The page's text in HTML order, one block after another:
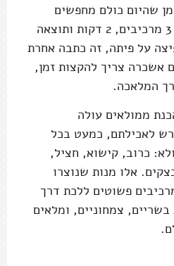
שהיום כולם מחפשים
פתרונות קלים, מנות של 3 מרכיבים, 2 דקות ותוצאה
על פיתה, זה כתבה אחרת
אשכרה צריך להקצות זמן,
המלאכה.
ממולאים עולה
לאכילתם, כמעט בכל
כרוב, קישוא, חציל,
אלו מנות שנוצרו
פשוטים ללכת דרך
צמחוניים, ומלאים